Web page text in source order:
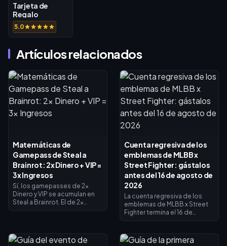
Tarjeta de
Regalo
Nordstrom
Rack (US)
5.0
Artículos relacionados
Matemáticas de
Gamepass de Steal a
Brainrot: 2x Dinero + VIP =
3x Ingresos
Sí, los gamepasses de 2x
Dinero y VIP se acumulan en
Steal a Brainrot. El de 2x
entre sí para dar exactamente
3x de ingresos base, no 4x. El
Cuenta regresiva de los
emblemas de MLBB x
Street Fighter: gástalos
antes del 16 de agosto de
2026
La cuenta regresiva de los
emblemas de MLBB x Street
Fighter termina el 16 de
colaboración de 45 días y su